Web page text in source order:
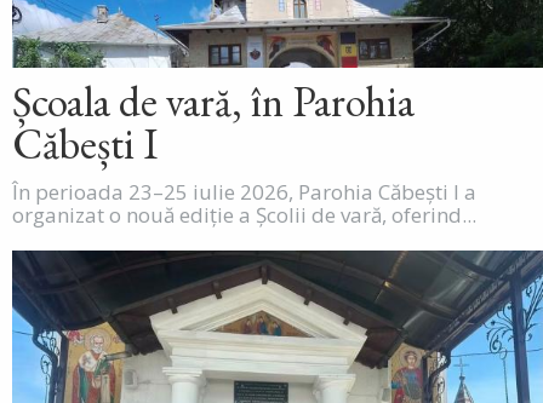
Școala de vară, în Parohia
Căbești I
În perioada 23–25 iulie 2026, Parohia Căbești I a
organizat o nouă ediție a Școlii de vară, oferind...